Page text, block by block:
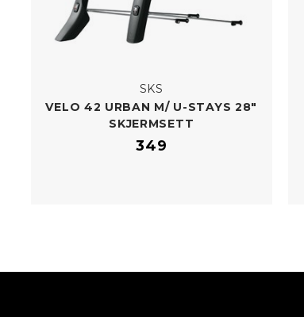
SKS
VELO 42 URBAN M/​ U-​STAYS 28"
SKJERMSETT
349